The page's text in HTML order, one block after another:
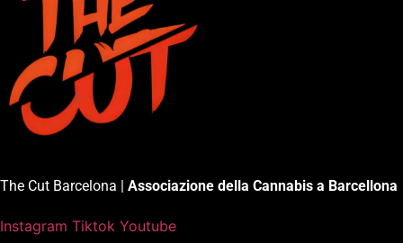
The Cut Barcelona | Associazione della Cannabis a Barcellona
Instagram Tiktok Youtube